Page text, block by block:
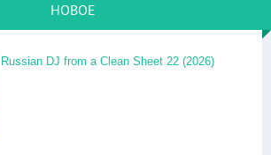
НОВОЕ
Russian DJ from a Clean Sheet 22 (2026)